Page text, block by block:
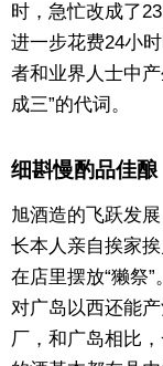
时，急忙改成了
进一步花费24小
者和业界人士中
成三”的代词。
细斟慢酌品佳酿
旭酒造的飞跃发
长本人亲自挨家
在店里摆放“獭祭
对广岛以西还能
厂，和广岛相比